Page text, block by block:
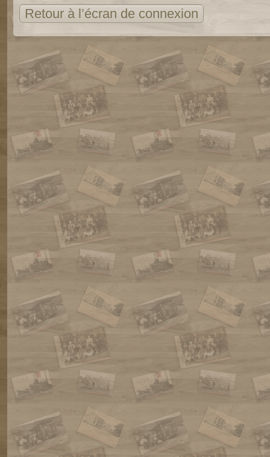
Retour à l’écran de connexion